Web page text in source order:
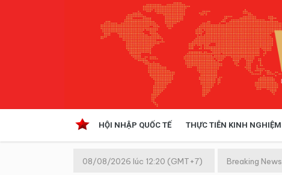
HỘI NHẬP QUỐC TẾ THỰC TIỄN KINH NGHIỆM
Kinh tế hội nhập
08/08/2026 lúc 12:20 (GMT+7) Breaking News